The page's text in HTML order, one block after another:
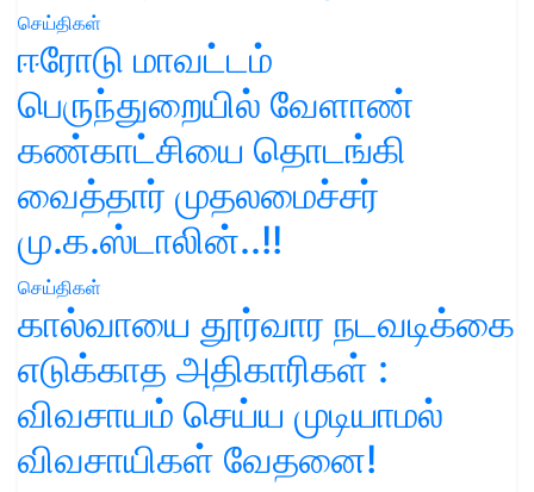
செய்திகள்
ஈரோடு மாவட்டம்
பெருந்துறையில் வேளாண்
கண்காட்சியை தொடங்கி
வைத்தார் முதலமைச்சர்
மு.க.ஸ்டாலின்..!!
செய்திகள்
கால்வாயை தூர்வார நடவடிக்கை
எடுக்காத அதிகாரிகள் :
விவசாயம் செய்ய முடியாமல்
விவசாயிகள் வேதனை!